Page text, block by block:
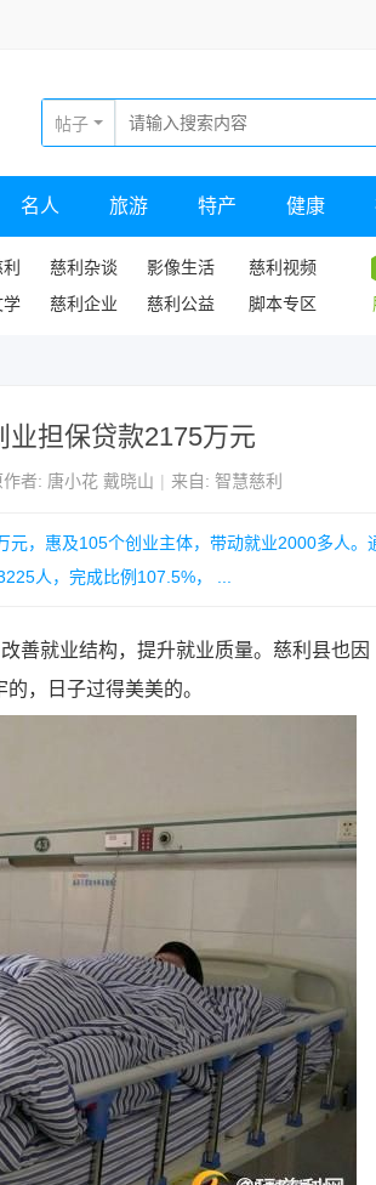
帖子
名人 旅游 特产 健康
慈利杂谈 影像生活
慈利视频
学
慈利企业 慈利公益 脚本专区
担保贷款2175万元
作者: 唐小花 戴晓山 | 来自: 智慧慈利
，惠及105个创业主体，带动就业2000多人。
人，完成比例107.5%， ...
就业结构，提升就业质量。慈利县也因
，日子过得美美的。